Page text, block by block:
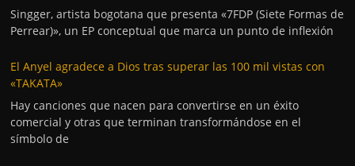
Singger, artista bogotana que presenta «7FDP (Siete Formas de
Perrear)», un EP conceptual que marca un punto de inflexión
El Anyel agradece a Dios tras superar las 100 mil vistas con
«TAKATA»
Hay canciones que nacen para convertirse en un éxito
comercial y otras que terminan transformándose en el
símbolo de